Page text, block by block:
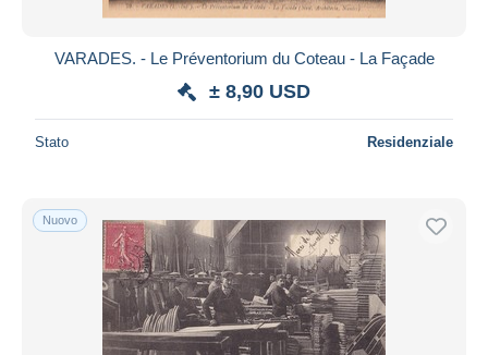
VARADES. - Le Préventorium du Coteau - La Façade
± 8,90 USD
Stato Residenziale
Nuovo